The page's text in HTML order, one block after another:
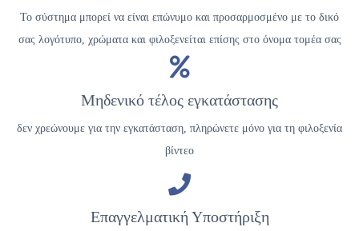
Το σύστημα μπορεί να είναι επώνυμο και προσαρμοσμένο με το δικό
σας λογότυπο, χρώματα και φιλοξενείται επίσης στο όνομα τομέα σας
Μηδενικό τέλος εγκατάστασης
δεν χρεώνουμε για την εγκατάσταση, πληρώνετε μόνο για τη φιλοξενία
βίντεο
Επαγγελματική Υποστήριξη